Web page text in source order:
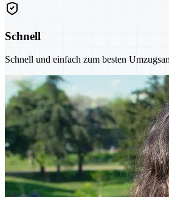
Schnell
Schnell und einfach zum besten